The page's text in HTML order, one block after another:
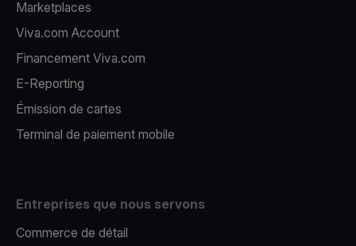
Marketplaces
Viva.com Account
Financement Viva.com
E-Reporting
Émission de cartes
Terminal de paiement mobile
Entreprises que nous servons
Commerce de détail